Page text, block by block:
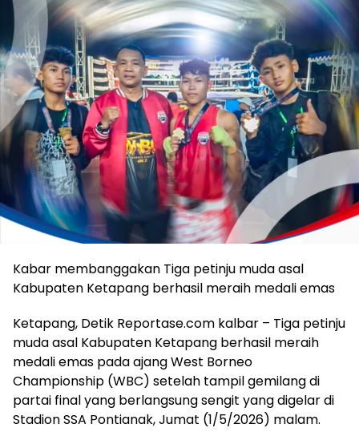
Kabar membanggakan Tiga petinju muda asal
Kabupaten Ketapang berhasil meraih medali emas
Ketapang, Detik Reportase.com kalbar – Tiga petinju
muda asal Kabupaten Ketapang berhasil meraih
medali emas pada ajang West Borneo
Championship (WBC) setelah tampil gemilang di
partai final yang berlangsung sengit yang digelar di
Stadion SSA Pontianak, Jumat (1/5/2026) malam.